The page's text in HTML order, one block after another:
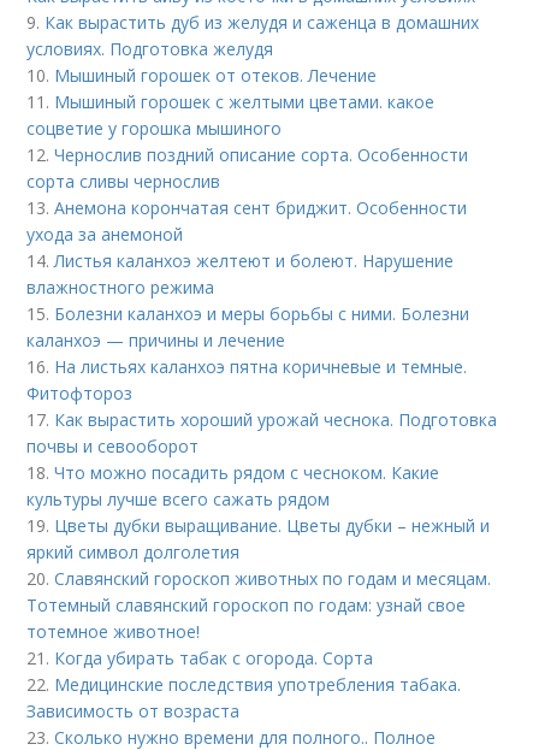
9. Как вырастить дуб из желудя и саженца в домашних
условиях. Подготовка желудя
10. Мышиный горошек от отеков. Лечение
11. Мышиный горошек с желтыми цветами. какое
соцветие у горошка мышиного
12.Чернослив поздний описание сорта. Особенности
сорта сливы чернослив
13.Анемона корончатая сент бриджит. Особенности
ухода за анемоной
14. Листья каланхоэ желтеют и болеют. Нарушение
влажностного режима
15. Болезни каланхоэ и меры борьбы с ними. Болезни
каланхоэ — причины и лечение
16. На листьях каланхоэ пятна коричневые и темные.
Фитофтороз
17. Как вырастить хороший урожай чеснока. Подготовка
почвы и севооборот
18.Что можно посадить рядом с чесноком. Какие
культуры лучше всего сажать рядом
19. Цветы дубки выращивание. Цветы дубки – нежный и
яркий символ долголетия
20.Славянский гороскоп животных по годам и месяцам.
Тотемный славянский гороскоп по годам: узнай свое
тотемное животное!
21. Когда убирать табак с огорода. Сорта
22. Медицинские последствия употребления табака.
Зависимость от возраста
23.Сколько нужно времени для полного.. Полное